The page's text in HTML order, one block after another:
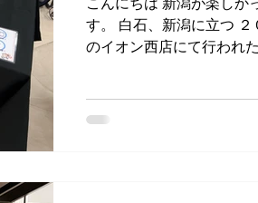
こんにちは 新潟が楽しか
す。 白石、新潟に立つ
のイオン西店にて行われ